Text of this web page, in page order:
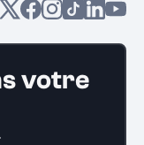
votre